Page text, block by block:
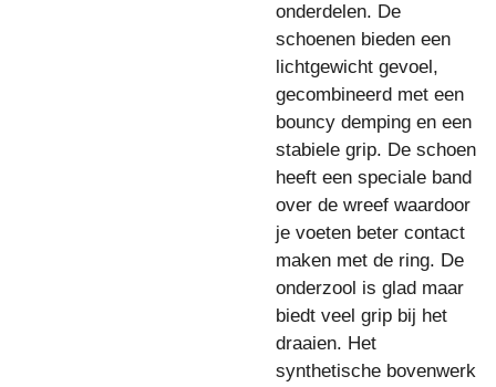
onderdelen. De
schoenen bieden een
lichtgewicht gevoel,
gecombineerd met een
bouncy demping en een
stabiele grip. De schoen
heeft een speciale band
over de wreef waardoor
je voeten beter contact
maken met de ring. De
onderzool is glad maar
biedt veel grip bij het
draaien. Het
synthetische bovenwerk